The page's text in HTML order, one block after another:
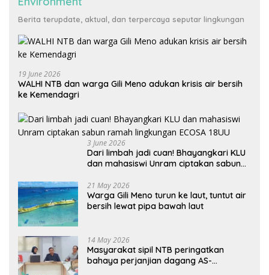
Berita terupdate, aktual, dan terpercaya seputar lingkungan
19 June 2026
WALHI NTB dan warga Gili Meno adukan krisis air bersih
ke Kemendagri
3 June 2026
Dari limbah jadi cuan! Bhayangkari KLU
dan mahasiswi Unram ciptakan sabun
21 May 2026
Warga Gili Meno turun ke laut, tuntut air
bersih lewat pipa bawah laut
14 May 2026
Masyarakat sipil NTB peringatkan
bahaya perjanjian dagang AS-